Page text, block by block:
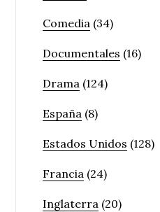
Comedia (34)
Documentales (16)
Drama (124)
España (8)
Estados Unidos (128)
Francia (24)
Inglaterra (20)